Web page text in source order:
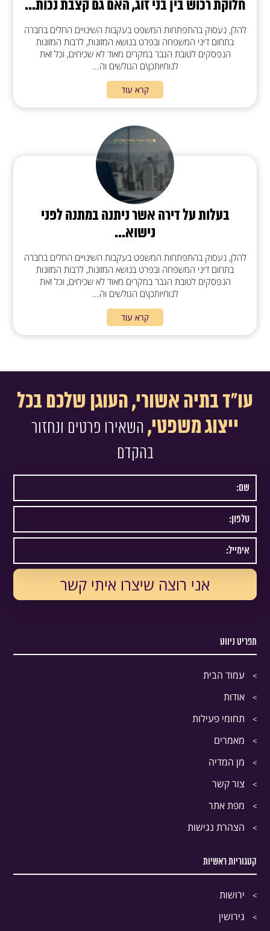
חלוקת רכוש בין בני זוג, האם גם קצבת נכות...
להלן, נעסוק בהתפתחות המשפט בעקבות השינויים החלים בחברה
בתחום דיני המשפחה ובפרט בנושא המזונות, לרבות המזונות
הנפסקים לטובת הגבר במקרים מאוד לא שכיחים, וכל זאת
לנוחיותכן\ם הגולשים וה...
קרא עוד
בעלות על דירה אשר ניתנה במתנה לפני
נישוא...
להלן, נעסוק בהתפתחות המשפט בעקבות השינויים החלים בחברה
בתחום דיני המשפחה ובפרט בנושא המזונות, לרבות המזונות
הנפסקים לטובת הגבר במקרים מאוד לא שכיחים, וכל זאת
לנוחיותכן\ם הגולשים וה...
קרא עוד
עו"ד בתיה אשורי, העוגן שלכם בכל
ייצוג משפטי, השאירו פרטים ונחזור
בהקדם
תפריט ניווט
עמוד הבית
אודות
תחומי פעילות
מאמרים
מן המדיה
צור קשר
מפת אתר
הצהרת נגישות
קטגוריות ראשיות
ירושות
גירושין